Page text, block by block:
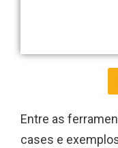
Entre as
cases e